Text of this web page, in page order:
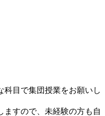
科目で集団授業をお願いし
ますので、未経験の方も自